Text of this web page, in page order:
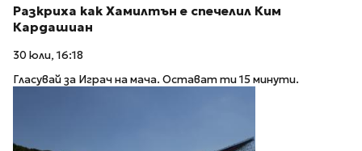
Разкриха как Хамилтън е спечелил Ким
Кардашиан
30 юли, 16:18
Гласувай за Играч на мача. Остават ти 15 минути.